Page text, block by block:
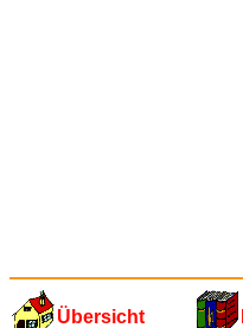
Übersicht